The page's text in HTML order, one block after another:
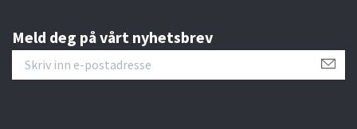
Meld deg på vårt nyhetsbrev